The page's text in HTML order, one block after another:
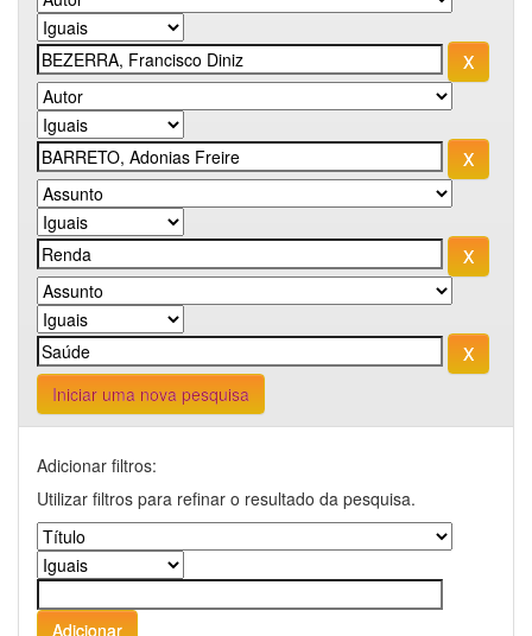
Iniciar uma nova pesquisa
Adicionar filtros:
Utilizar filtros para refinar o resultado da pesquisa.